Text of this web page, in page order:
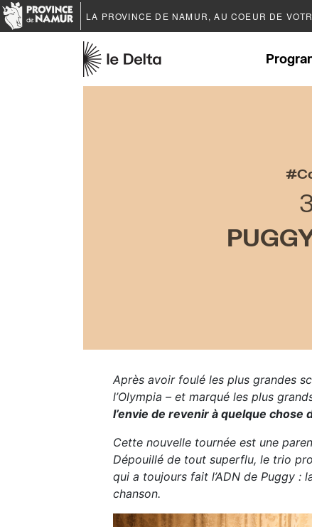
LA PROVINCE DE NAMUR, AU COEUR DE
Après avoir foulé les plus grandes
l’Olympia – et marqué les plus
l’envie de revenir à quelque chose
Cette nouvelle tournée est une
Dépouillé de tout superflu, le trio
qui a toujours fait l’ADN de Puggy
chanson.